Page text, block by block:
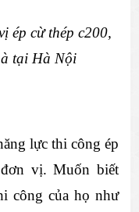
ép cừ thép c200,
tại Hà Nội
lực thi công ép
vị. Muốn biết
công của họ như